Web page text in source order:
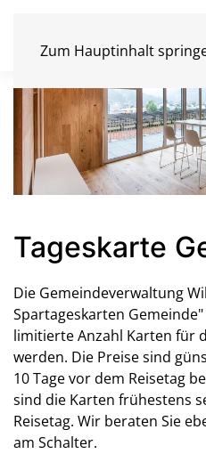
Zum Hauptinhalt
Tageskarte
Die Gemeindeverwaltung
Spartageskarten
limitierte Anzahl Karten für
werden. Die Preise sind
10 Tage vor dem Reisetag
sind die Karten frühestens
Reisetag. Wir beraten Sie
am Schalter.